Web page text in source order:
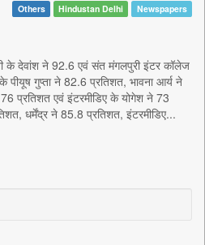
Others Hindustan Delhi Newspapers
के देवांश ने 92.6 एवं संत मंगलपुरी इंटर कॉलेज
गुप्ता ने 82.6 प्रतिशत, भावना आर्य ने
प्रतिशत एवं इंटरमीडिए के योगेश ने 73
धर्मेंद्र ने 85.8 प्रतिशत, इंटरमीडिए...